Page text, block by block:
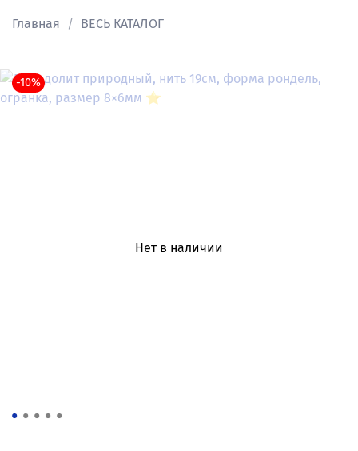
Главная ВЕСЬ КАТАЛОГ
Нет в наличии
-10%